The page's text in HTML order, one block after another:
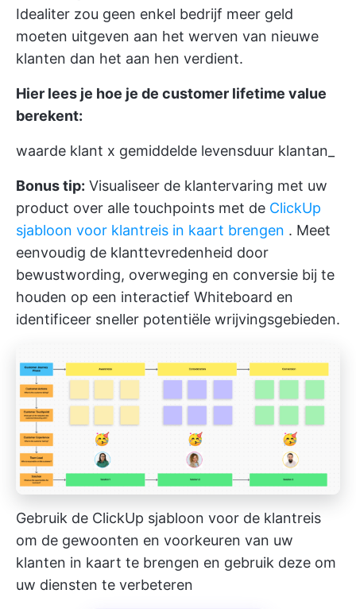
Idealiter zou geen enkel bedrijf meer geld
moeten uitgeven aan het werven van nieuwe
klanten dan het aan hen verdient.
Hier lees je hoe je de customer lifetime value
berekent:
waarde klant x gemiddelde levensduur klantan_
Bonus tip: Visualiseer de klantervaring met uw
product over alle touchpoints met de ClickUp
sjabloon voor klantreis in kaart brengen . Meet
eenvoudig de klanttevredenheid door
bewustwording, overweging en conversie bij te
houden op een interactief Whiteboard en
identificeer sneller potentiële wrijvingsgebieden.
Gebruik de ClickUp sjabloon voor de klantreis
om de gewoonten en voorkeuren van uw
klanten in kaart te brengen en gebruik deze om
uw diensten te verbeteren